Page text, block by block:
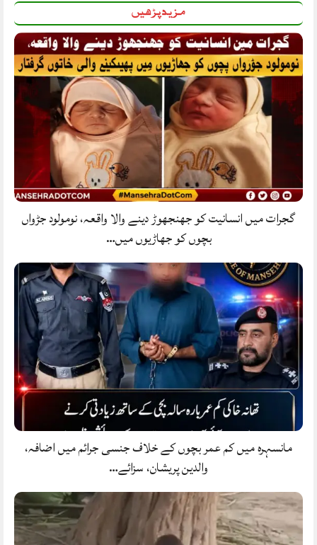
مزید پڑھیں
گجرات میں انسانیت کو جھنجھوڑ دینے والا واقعہ، نومولود جڑواں
بچوں کو جھاڑیوں میں…
مانسہرہ میں کم عمر بچوں کے خلاف جنسی جرائم میں اضافہ،
والدین پریشان، سزائے…